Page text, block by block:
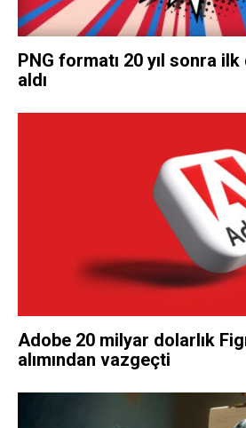
PNG formatı 20 yıl sonra
aldı
Adobe 20 milyar dolarlık
alımından vazgeçti